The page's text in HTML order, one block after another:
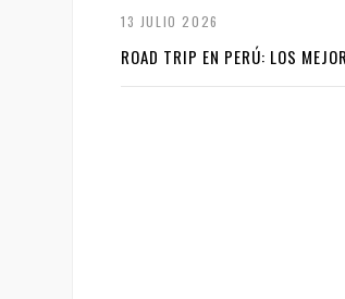
13 JULIO 2026
ROAD TRIP EN PERÚ: LOS